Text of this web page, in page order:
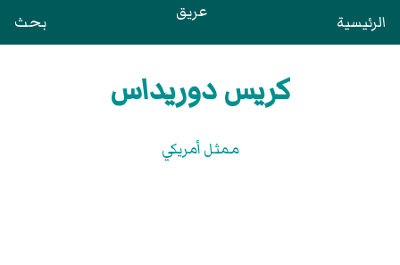
الرئيسية عريق بحث
كريس دوريداس
ممثل أمريكي